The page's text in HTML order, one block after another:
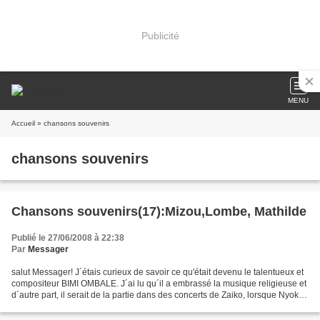
Publicité
MENU
Accueil » chansons souvenirs
chansons souvenirs
Chansons souvenirs(17):Mizou,Lombe, Mathilde
Publié le 27/06/2008 à 22:38
Par Messager
salut Messager! J´étais curieux de savoir ce qu'était devenu le talentueux et
compositeur BIMI OMBALE. J´ai lu qu´il a embrassé la musique religieuse et
d´autre part, il serait de la partie dans des concerts de Zaiko, lorsque Nyoko